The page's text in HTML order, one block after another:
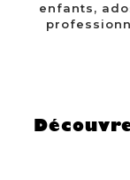
enfants,